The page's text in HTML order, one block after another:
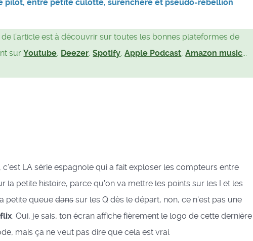
pilot, entre petite culotte, surenchère et pseudo-rébellion
l'article est à découvrir sur toutes les bonnes plateformes de
surYoutube, Deezer,Spotify,Apple Podcast,Amazon music...
c'est LA série espagnole qui a fait exploser les compteurs entre
la petite histoire, parce qu'on va mettre les points sur les I et les
petite queuedanssur les Q dès le départ, non, ce n'est pas une
. Oui, je sais, ton écran affiche fièrement le logo de cette dernière
mais ça ne veut pas dire que cela est vrai.